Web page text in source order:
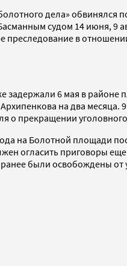
дела» обвинялся
судом 14 июня, 9
преследование в
задержали 6 мая в
на два месяца.
прекращении
на Болотной площади
огласить приговоры
были освобождены от